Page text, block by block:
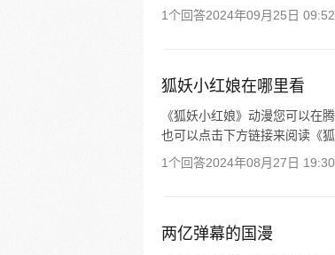
1个回答2024年09月25日 09:52
狐妖小红娘在哪里看
《狐妖小红娘》动漫您可以在
也可以点击下方链接来阅读《
1个回答2024年08月27日 19:30
两亿弹幕的国漫